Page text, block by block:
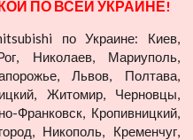
ПО ВСЕЙ УКРАИНЕ!
по Украине: Киев,
Николаев, Мариуполь,
Львов, Полтава,
Житомир, Черновцы,
Франковск, Кропивницкий,
Никополь, Кременчуг,